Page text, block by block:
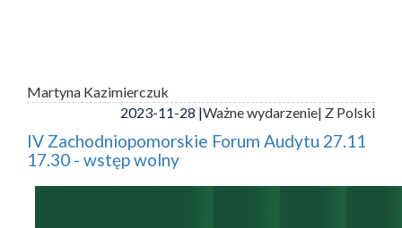
Martyna Kazimierczuk
2023-11-28 |Ważne wydarzenie| Z Polski
IV Zachodniopomorskie Forum Audytu 27.11
17.30 - wstęp wolny